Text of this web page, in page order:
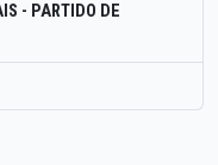
- PARTIDO DE